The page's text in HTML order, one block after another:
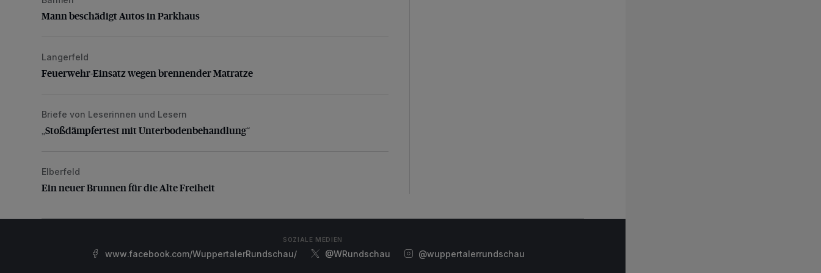
Mann beschädigt Autos in Parkhaus
Feuerwehr-Einsatz wegen brennender Matratze
Langerfeld
Feuerwehr-Einsatz wegen brennender Matratze
„Stoßdämpfertest mit Unterbodenbehandlung“
Briefe von Leserinnen und Lesern
„Stoßdämpfertest mit Unterbodenbehandlung“
Ein neuer Brunnen für die Alte Freiheit
Elberfeld
Ein neuer Brunnen für die Alte Freiheit
SOZIALE MEDIEN
www.facebook.com/WuppertalerRundschau/ @WRundschau @wuppertalerrundschau